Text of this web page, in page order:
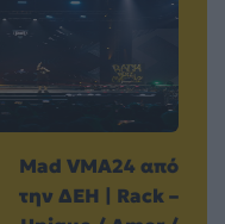
Mad VMA24 από
την ΔΕΗ | Rack –